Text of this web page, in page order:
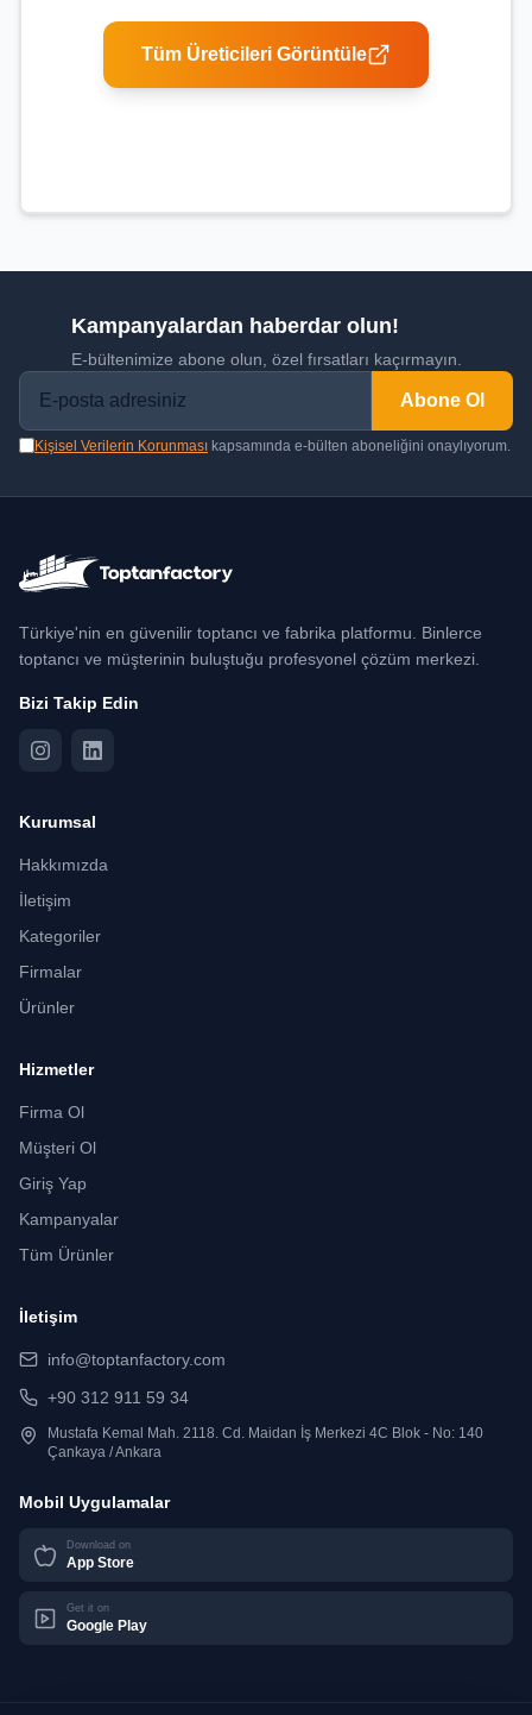
Tüm Üreticileri Görüntüle
Kampanyalardan haberdar olun!
E-bültenimize abone olun, özel fırsatları kaçırmayın.
Abone Ol
Kişisel Verilerin Korunması kapsamında e-bülten aboneliğini onaylıyorum.
Türkiye'nin en güvenilir toptancı ve fabrika platformu. Binlerce
toptancı ve müşterinin buluştuğu profesyonel çözüm merkezi.
Bizi Takip Edin
Kurumsal
Hakkımızda
İletişim
Kategoriler
Firmalar
Ürünler
Hizmetler
Firma Ol
Müşteri Ol
Giriş Yap
Kampanyalar
Tüm Ürünler
İletişim
info@toptanfactory.com
+90 312 911 59 34
Mustafa Kemal Mah. 2118. Cd. Maidan İş Merkezi 4C Blok - No: 140
Çankaya / Ankara
Mobil Uygulamalar
Download on
App Store
Get it on
Google Play